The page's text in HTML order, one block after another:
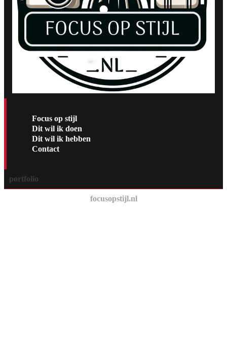
Focus op stijl
Dit wil ik doen
Dit wil ik hebben
Contact
portfolio
focusopstijl.nl